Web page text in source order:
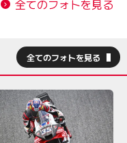
全てのフォトを見る
全てのフォトを見る